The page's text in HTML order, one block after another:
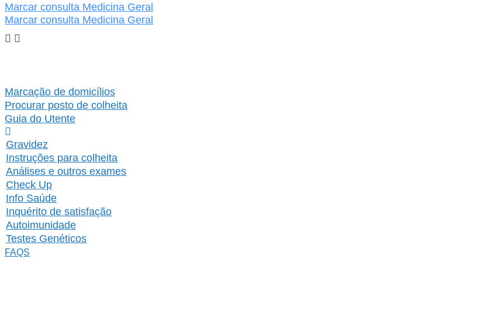
Marcar consulta Medicina Geral
Marcar consulta Medicina Geral
Marcação de domicílios
Procurar posto de colheita
Guia do Utente
Gravidez
Instruções para colheita
Análises e outros exames
Check Up
Info Saúde
Inquérito de satisfação
Autoimunidade
Testes Genéticos
FAQS